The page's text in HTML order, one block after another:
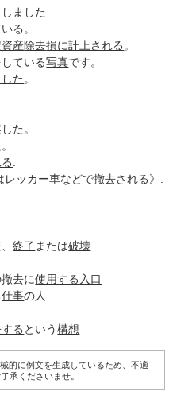
ました
る。
産除去損に計上される 。
ている写真です。
た 。
た 。
レッカー車などで撤去される》.
終了 または破壊
去に使用する 入口
仕事の人
る という構想
的に例文を生成しているため、不適
承くださいませ。